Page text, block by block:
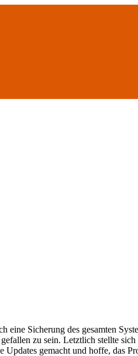
Sicherung des gesamten
zu sein. Letztlich stellte
Updates gemacht und hoffe, das